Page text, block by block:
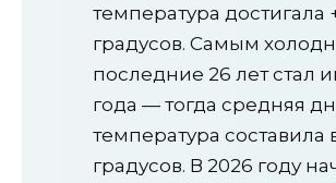
температура достигала
градусов. Самым
последние 26 лет стал
года — тогда средняя
температура составила
градусов. В 2026 году